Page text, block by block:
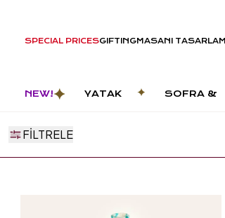
SPECIAL PRICESGIFTINGMASANI TASARLA
NEW!
YATAK
SOFRA &
FILTRELE